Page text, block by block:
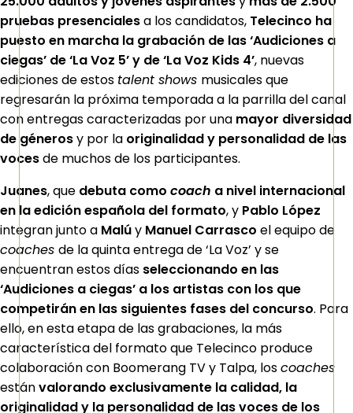
pruebas presencialesa los candidatos, Telecinco ha
puesto en marcha la grabación de las ‘Audiciones a
ciegas’ de ‘La Voz 5’ y de ‘La Voz Kids 4’, nuevas
ediciones de estos talent shows musicales que
regresarán la próxima temporada a la parrilla del canal
con entregas caracterizadas por una mayor diversidad
de génerosy por la originalidad y personalidad de las
vocesde muchos de los participantes.
Juanes, que debuta como coach a nivel internacional
en la edición española del formato, y Pablo López
integran junto a Malúy Manuel Carrasco el equipo de
coaches de la quinta entrega de ‘La Voz’ y se
encuentran estos días seleccionando en las
‘Audiciones a ciegas’ a los artistas con los que
competirán en las siguientes fases del concurso. Para
ello, en esta etapa de las grabaciones, la más
característica del formato que Telecinco produce
colaboración con Boomerang TV y Talpa, loscoaches
estánvalorando exclusivamente la calidad, la
originalidad y la personalidad de las voces de los